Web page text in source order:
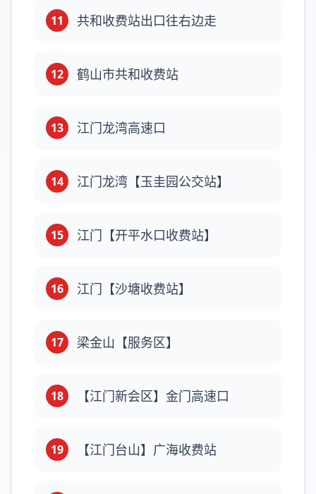
11 共和收费站出口往右边走
12 鹤山市共和收费站
13 江门龙湾高速口
14 江门龙湾【玉圭园公交站】
15 江门【开平水口收费站】
16 江门【沙塘收费站】
17 梁金山【服务区】
18 【江门新会区】金门高速口
19 【江门台山】广海收费站